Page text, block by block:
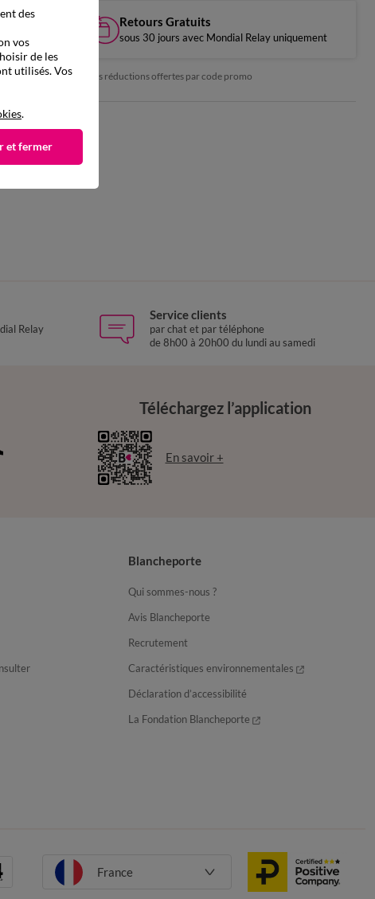
Retours Gratuits
sous 30 jours avec Mondial Relay uniquement
*exclu des réductions offertes par code promo
Relay
Service clients
par chat et par téléphone
de 8h00 à 20h00 du lundi au samedi
Téléchargez l’application
En savoir +
Blancheporte
Qui sommes-nous ?
Avis Blancheporte
Recrutement
Caractéristiques environnementales
Déclaration d’accessibilité
La Fondation Blancheporte
France
des
vos
de les
utilisés. Vos
.
et fermer